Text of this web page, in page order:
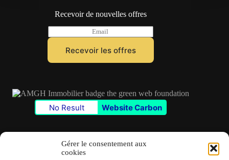
Gérer le consentement aux
cookies
Recevoir de nouvelles offres
m
l
Recevoir les offres
No Result Website Carbon